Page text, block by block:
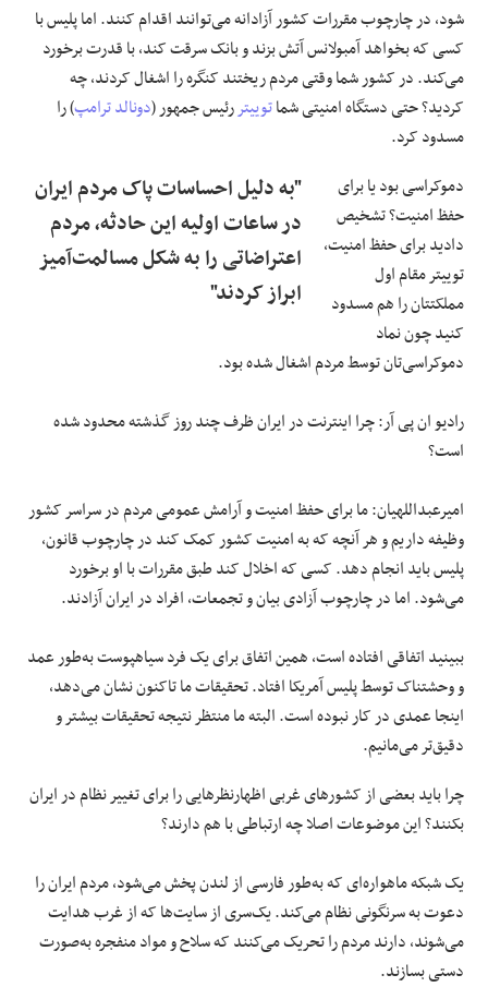
شود، در چارچوب مقررات کشور آزادانه می‌توانند اقدام کنند. اما پلیس با
کسی که بخواهد آمبولانس آتش بزند و بانک سرقت کند، با قدرت برخورد
می‌کند. در کشور شما وقتی مردم ریختند کنگره را اشغال کردند، چه
کردید؟ حتی دستگاه امنیتی شماتوییتررئیس جمهور (دونالد ترامپ) را
مسدود کرد.
"به دلیل احساسات پاک مردم ایران
در ساعات اولیه این حادثه، مردم
اعتراضاتی را به شکل مسالمت‌آمیز
ابراز کردند"
دموکراسی بود یا برای
حفظ امنیت؟ تشخیص
دادید برای حفظ امنیت،
توییتر مقام اول
مملکتتان را هم مسدود
کنید چون نماد
دموکراسی‌تان توسط مردم اشغال شده بود.
رادیو ان پی آر: چرا اینترنت در ایران ظرف چند روز گذشته محدود شده
است؟
امیرعبداللهیان: ما برای حفظ امنیت و آرامش عمومی مردم در سراسر کشور
وظیفه داریم و هر آنچه که به امنیت کشور کمک کند در چارچوب قانون،
پلیس باید انجام دهد. کسی که اخلال کند طبق مقررات با او برخورد
می‌شود. اما در چارچوب آزادی بیان و تجمعات، افراد در ایران آزادند.
ببینید اتفاقی افتاده است، همین اتفاق برای یک فرد سیاهپوست به‌طور عمد
و وحشتناک توسط پلیس آمریکا افتاد. تحقیقات ما تاکنون نشان می‌دهد،
اینجا عمدی در کار نبوده است. البته ما منتظر نتیجه تحقیقات بیشتر و
دقیق‌تر می‌مانیم.
چرا باید بعضی از کشورهای غربی اظهارنظرهایی را برای تغییر نظام در ایران
بکنند؟ این موضوعات اصلا چه ارتباطی با هم دارند؟
یک شبکه ماهواره‌ای که به‌طور فارسی از لندن پخش می‌شود، مردم ایران را
دعوت به سرنگونی نظام می‌کند. یک‌سری از سایت‌ها که از غرب هدایت
می‌شوند، دارند مردم را تحریک می‌کنند که سلاح و مواد منفجره به‌صورت
دستی بسازند.